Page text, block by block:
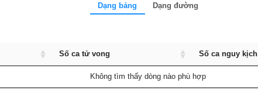
Dạng bảng Dạng đường
Số ca tử vong Số ca nguy kịch
Không tìm thấy dòng nào phù hợp